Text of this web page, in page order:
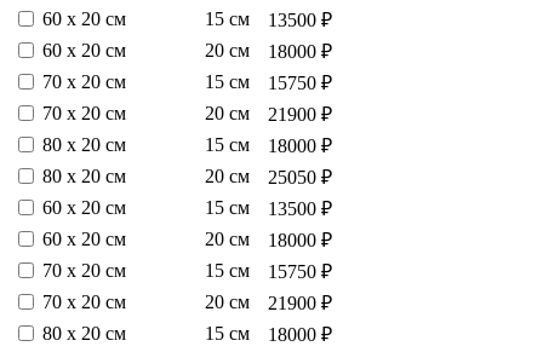
60 х 20 см
15 см
13500 ₽
60 х 20 см
20 см
18000 ₽
70 х 20 см
15 см
15750 ₽
70 х 20 см
20 см
21900 ₽
80 х 20 см
15 см
18000 ₽
80 х 20 см
20 см
25050 ₽
60 х 20 см
15 см
13500 ₽
60 х 20 см
20 см
18000 ₽
70 х 20 см
15 см
15750 ₽
70 х 20 см
20 см
21900 ₽
80 х 20 см
15 см
18000 ₽